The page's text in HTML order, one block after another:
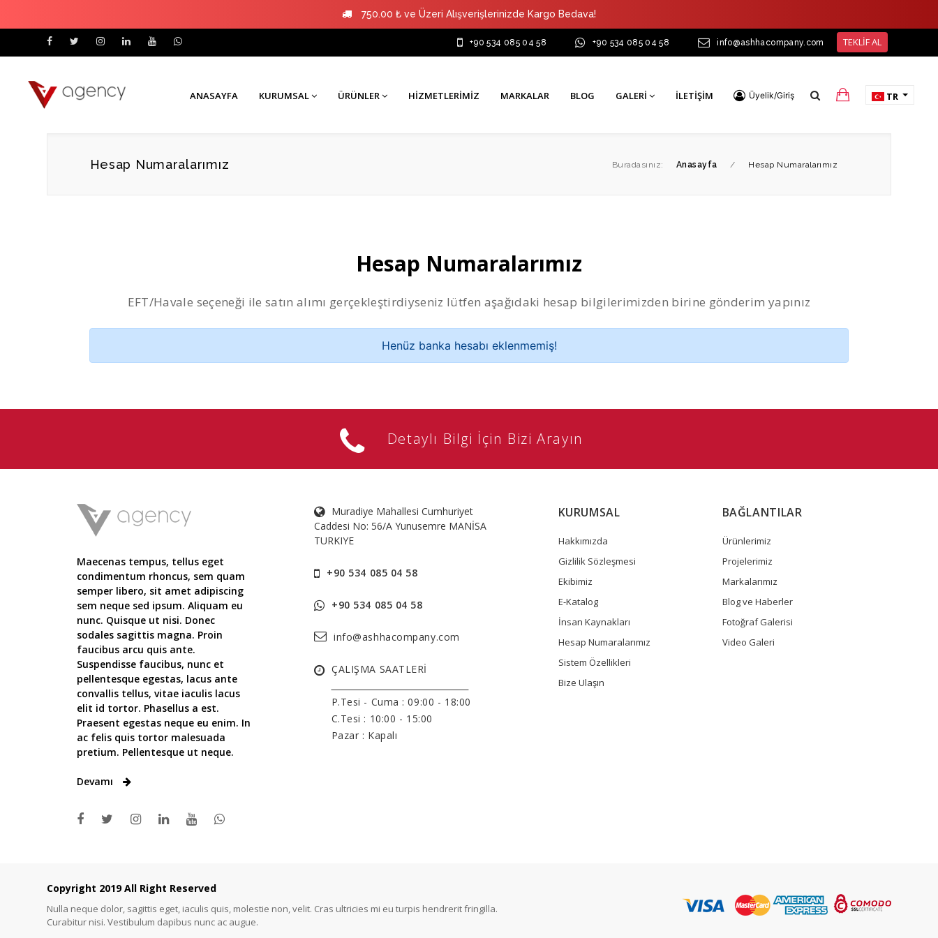
750.00 ₺ ve Üzeri Alışverişlerinizde Kargo Bedava!
+90 534 085 04 58 +90 534 085 04 58 info@ashhacompany.com TEKLİF AL
ANASAYFA KURUMSAL ÜRÜNLER HIZMETLERIMIZ MARKALAR BLOG GALERI İLETIŞIM Üyelik/Giriş TR
Hesap Numaralarımız Buradasınız: Anasayfa / Hesap Numaralarımız
Hesap Numaralarımız
EFT/Havale seçeneği ile satın alımı gerçekleştirdiyseniz lütfen aşağıdaki hesap bilgilerimizden birine gönderim yapınız
Henüz banka hesabı eklenmemiş!
Detaylı Bilgi İçin Bizi Arayın
Maecenas tempus, tellus eget
condimentum rhoncus, sem quam
semper libero, sit amet adipiscing
sem neque sed ipsum. Aliquam eu
nunc. Quisque ut nisi. Donec
sodales sagittis magna. Proin
faucibus arcu quis ante.
Suspendisse faucibus, nunc et
pellentesque egestas, lacus ante
convallis tellus, vitae iaculis lacus
elit id tortor. Phasellus a est.
Praesent egestas neque eu enim. In
ac felis quis tortor malesuada
pretium. Pellentesque ut neque.
Devamı
Muradiye Mahallesi Cumhuriyet
Caddesi No: 56/A Yunusemre MANİSA
TURKIYE
+90 534 085 04 58
+90 534 085 04 58
info@ashhacompany.com
ÇALIŞMA SAATLERİ
P.Tesi - Cuma : 09:00 - 18:00
C.Tesi : 10:00 - 15:00
Pazar : Kapalı
KURUMSAL
Hakkımızda
Gizlilik Sözleşmesi
Ekibimiz
E-Katalog
İnsan Kaynakları
Hesap Numaralarımız
Sistem Özellikleri
Bize Ulaşın
BAĞLANTILAR
Ürünlerimiz
Projelerimiz
Markalarımız
Blog ve Haberler
Fotoğraf Galerisi
Video Galeri
Copyright 2019 All Right Reserved
Nulla neque dolor, sagittis eget, iaculis quis, molestie non, velit. Cras ultricies mi eu turpis hendrerit fringilla.
Curabitur nisi. Vestibulum dapibus nunc ac augue.